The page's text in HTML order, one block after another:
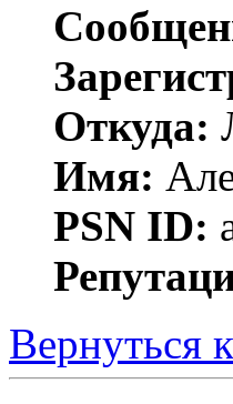
Откуда:
Имя:
PSN ID:
Вернуться